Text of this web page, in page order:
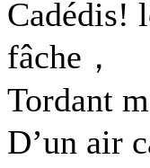
Cadédis!
fâche，
Tordant
D’un air